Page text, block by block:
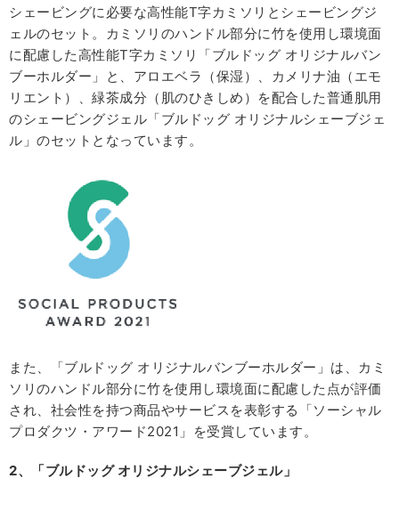
シェービングに必要な高性能T字カミソリとシェービングジ
ェルのセット。カミソリのハンドル部分に竹を使用し環境面
に配慮した高性能T字カミソリ「ブルドッグ オリジナルバン
ブーホルダー」と、アロエベラ（保湿）、カメリナ油（エモ
リエント）、緑茶成分（肌のひきしめ）を配合した普通肌用
のシェービングジェル「ブルドッグ オリジナルシェーブジェ
ル」のセットとなっています。
また、「ブルドッグ オリジナルバンブーホルダー」は、カミ
ソリのハンドル部分に竹を使用し環境面に配慮した点が評価
され、社会性を持つ商品やサービスを表彰する「ソーシャル
プロダクツ・アワード2021」を受賞しています。
2、「ブルドッグオリジナルシェーブジェル」